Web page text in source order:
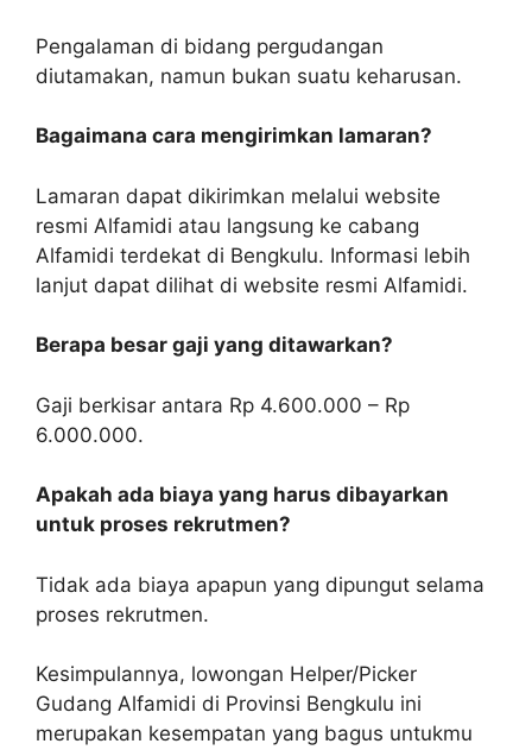
Pengalaman di bidang pergudangan
diutamakan, namun bukan suatu keharusan.
Bagaimana cara mengirimkan lamaran?
Lamaran dapat dikirimkan melalui website
resmi Alfamidi atau langsung ke cabang
Alfamidi terdekat di Bengkulu. Informasi lebih
lanjut dapat dilihat di website resmi Alfamidi.
Berapa besar gaji yang ditawarkan?
Gaji berkisar antara Rp 4.600.000 – Rp
6.000.000.
Apakah ada biaya yang harus dibayarkan
untuk proses rekrutmen?
Tidak ada biaya apapun yang dipungut selama
proses rekrutmen.
Kesimpulannya, lowongan Helper/Picker
Gudang Alfamidi di Provinsi Bengkulu ini
merupakan kesempatan yang bagus untukmu